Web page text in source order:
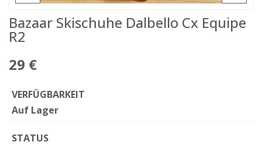
Bazaar Skischuhe Dalbello Cx Equipe
R2
29 €
VERFÜGBARKEIT
Auf Lager
STATUS